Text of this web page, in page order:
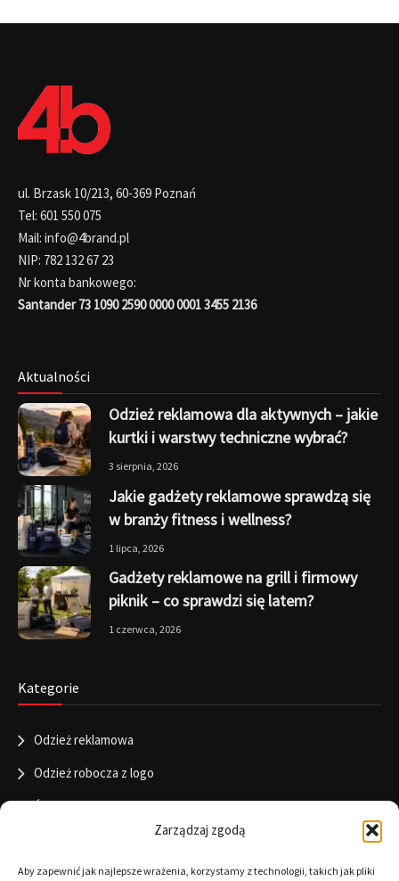
Zarządzaj zgodą
Aby zapewnić jak najlepsze wrażenia, korzystamy z technologii, takich jak pliki
ul. Brzask 10/213, 60-369 Poznań
Tel: 601 550 075
Mail: info@4brand.pl
NIP: 782 132 67 23
Nr konta bankowego:
Santander 73 1090 2590 0000 0001 3455 2136
Aktualności
Odzież reklamowa dla aktywnych – jakie
kurtki i warstwy techniczne wybrać?
3 sierpnia, 2026
Jakie gadżety reklamowe sprawdzą się
w branży fitness i wellness?
1 lipca, 2026
Gadżety reklamowe na grill i firmowy
piknik – co sprawdzi się latem?
1 czerwca, 2026
Kategorie
Odzież reklamowa
Odzież robocza z logo
Święta
Informacje